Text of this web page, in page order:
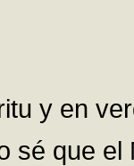
y en
sé que